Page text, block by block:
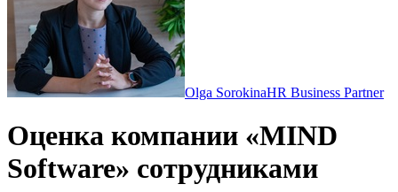
Olga SorokinaHR Business Partner
Оценка компании «MIND
Software» сотрудниками